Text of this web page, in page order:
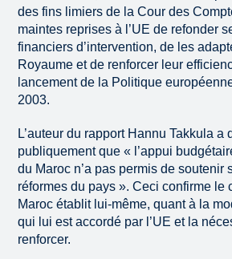
des fins limiers de la Cour des
maintes reprises à l’UE de refonder
financiers d’intervention, de les
Royaume et de renforcer leur
lancement de la Politique
2003.
L’auteur du rapport Hannu Takkula a
publiquement que « l’appui
du Maroc n’a pas permis de soutenir
réformes du pays ». Ceci confirme le
Maroc établit lui-même, quant à la
qui lui est accordé par l’UE et la
renforcer.